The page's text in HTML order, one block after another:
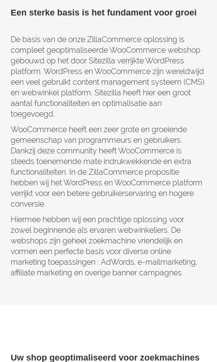
Een sterke basis is het fundament voor groei
De basis van de onze ZillaCommerce oplossing is
compleet geoptimaliseerde WooCommerce webshop
gebouwd op het door Sitezilla verrijkte WordPress
platform. WordPress en WooCommerce zijn wereldwijd
een veel gebruikt content management systeem (CMS)
en webwinkel platform. Sitezilla heeft hier een groot
aantal functionaliteiten en optimalisatie aan
toegevoegd.
WooCommerce heeft een zeer grote en groeiende
gemeenschap van programmeurs en gebruikers.
Dankzij deze community heeft WooCommerce is
steeds toenemende mate indrukwekkende en extra
functionaliteiten. In de ZillaCommerce propositie
hebben wij het WordPress en WooCommerce platform
verrijkt voor een betere gebruikerservaring en hogere
conversie.
Hiermee hebben wij een prachtige oplossing voor
zowel beginnende als ervaren webwinkeliers. De
webshops zijn geheel zoekmachine vriendelijk en
vormen een perfecte basis voor diverse online
marketing toepassingen : AdWords, e-mailmarketing,
affiliate marketing en overige banner campagnes.
Uw shop geoptimaliseerd voor zoekmachines